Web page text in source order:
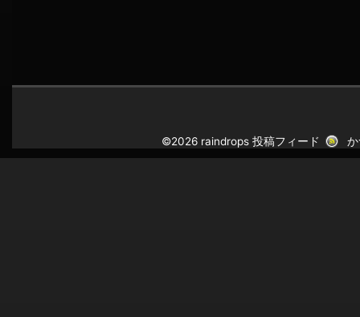
©2026 raindrops投稿フィード